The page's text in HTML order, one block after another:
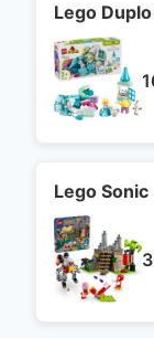
Lego
Lego